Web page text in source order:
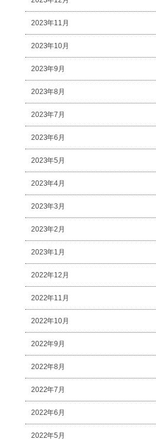
2023年11月
2023年10月
2023年9月
2023年8月
2023年7月
2023年6月
2023年5月
2023年4月
2023年3月
2023年2月
2023年1月
2022年12月
2022年11月
2022年10月
2022年9月
2022年8月
2022年7月
2022年6月
2022年5月